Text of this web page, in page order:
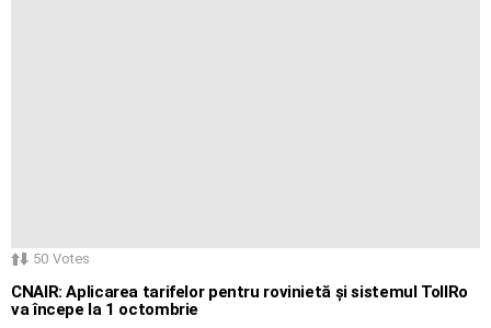
50 Votes
CNAIR: Aplicarea tarifelor pentru rovinietă și sistemul TollRo
va începe la 1 octombrie